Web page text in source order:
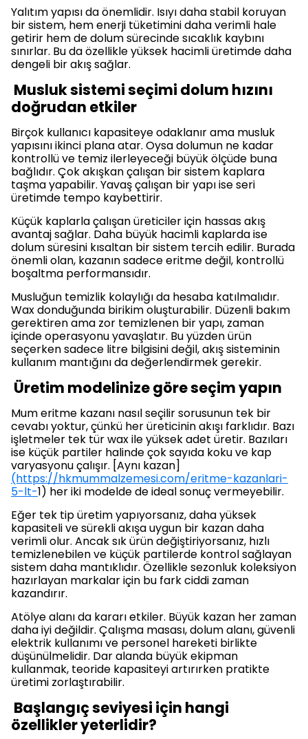
Yalıtım yapısı da önemlidir. Isıyı daha stabil koruyan
bir sistem, hem enerji tüketimini daha verimli hale
getirir hem de dolum sürecinde sıcaklık kaybını
sınırlar. Bu da özellikle yüksek hacimli üretimde daha
dengeli bir akış sağlar.
Musluk sistemi seçimi dolum hızını
doğrudan etkiler
Birçok kullanıcı kapasiteye odaklanır ama musluk
yapısını ikinci plana atar. Oysa dolumun ne kadar
kontrollü ve temiz ilerleyeceği büyük ölçüde buna
bağlıdır. Çok akışkan çalışan bir sistem kaplara
taşma yapabilir. Yavaş çalışan bir yapı ise seri
üretimde tempo kaybettirir.
Küçük kaplarla çalışan üreticiler için hassas akış
avantaj sağlar. Daha büyük hacimli kaplarda ise
dolum süresini kısaltan bir sistem tercih edilir. Burada
önemli olan, kazanın sadece eritme değil, kontrollü
boşaltma performansıdır.
Musluğun temizlik kolaylığı da hesaba katılmalıdır.
Wax donduğunda birikim oluşturabilir. Düzenli bakım
gerektiren ama zor temizlenen bir yapı, zaman
içinde operasyonu yavaşlatır. Bu yüzden ürün
seçerken sadece litre bilgisini değil, akış sisteminin
kullanım mantığını da değerlendirmek gerekir.
Üretim modelinize göre seçim yapın
Mum eritme kazanı nasıl seçilir sorusunun tek bir
cevabı yoktur, çünkü her üreticinin akışı farklıdır. Bazı
işletmeler tek tür wax ile yüksek adet üretir. Bazıları
ise küçük partiler halinde çok sayıda koku ve kap
varyasyonu çalışır. [Aynı kazan]
(https://hkmummalzemesi.com/eritme-kazanlari-
5-lt-1) her iki modelde de ideal sonuç vermeyebilir.
Eğer tek tip üretim yapıyorsanız, daha yüksek
kapasiteli ve sürekli akışa uygun bir kazan daha
verimli olur. Ancak sık ürün değiştiriyorsanız, hızlı
temizlenebilen ve küçük partilerde kontrol sağlayan
sistem daha mantıklıdır. Özellikle sezonluk koleksiyon
hazırlayan markalar için bu fark ciddi zaman
kazandırır.
Atölye alanı da kararı etkiler. Büyük kazan her zaman
daha iyi değildir. Çalışma masası, dolum alanı, güvenli
elektrik kullanımı ve personel hareketi birlikte
düşünülmelidir. Dar alanda büyük ekipman
kullanmak, teoride kapasiteyi artırırken pratikte
üretimi zorlaştırabilir.
Başlangıç seviyesi için hangi
özellikler yeterlidir?